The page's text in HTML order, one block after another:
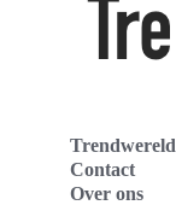
Trendwereld
Contact
Over ons